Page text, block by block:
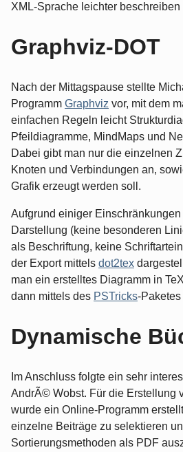
XML-Sprache leichter beschreiben
Graphviz-DOT
Nach der Mittagspause stellte
Programm Graphviz vor, mit dem
einfachen Regeln leicht
Pfeildiagramme, MindMaps und
Dabei gibt man nur die einzelnen
Knoten und Verbindungen an,
Grafik erzeugt werden soll.
Aufgrund einiger
Darstellung (keine besonderen
als Beschriftung, keine
der Export mittels dot2tex
man ein erstelltes Diagramm in
dann mittels des PSTricks-
Dynamische
Im Anschluss folgte ein sehr
AndrÃ© Wobst. Für die Erstellung
wurde ein Online-Programm
einzelne Beiträge zu selektieren
Sortierungsmethoden als PDF